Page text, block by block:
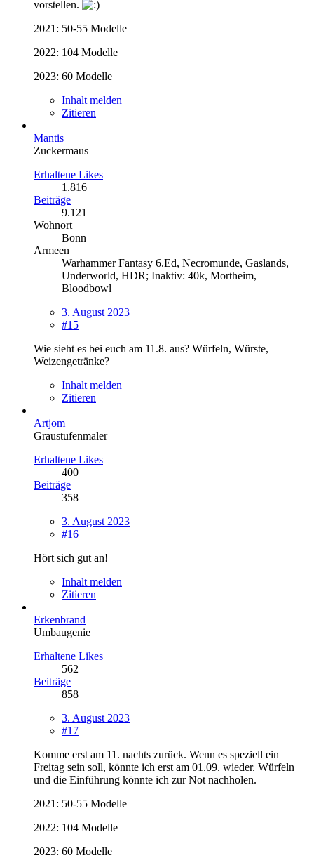
vorstellen.
2021: 50-55 Modelle
2022: 104 Modelle
2023: 60 Modelle
Inhalt melden
Zitieren
Mantis
Zuckermaus
Erhaltene Likes
1.816
Beiträge
9.121
Wohnort
Bonn
Armeen
Warhammer Fantasy 6.Ed, Necromunde, Gaslands,
Underworld, HDR; Inaktiv: 40k, Mortheim,
Bloodbowl
3. August 2023
#15
Wie sieht es bei euch am 11.8. aus? Würfeln, Würste,
Weizengetränke?
Inhalt melden
Zitieren
Artjom
Graustufenmaler
Erhaltene Likes
400
Beiträge
358
3. August 2023
#16
Hört sich gut an!
Inhalt melden
Zitieren
Erkenbrand
Umbaugenie
Erhaltene Likes
562
Beiträge
858
3. August 2023
#17
Komme erst am 11. nachts zurück. Wenn es speziell ein
Freitag sein soll, könnte ich erst am 01.09. wieder. Würfeln
und die Einführung könnte ich zur Not nachholen.
2021: 50-55 Modelle
2022: 104 Modelle
2023: 60 Modelle